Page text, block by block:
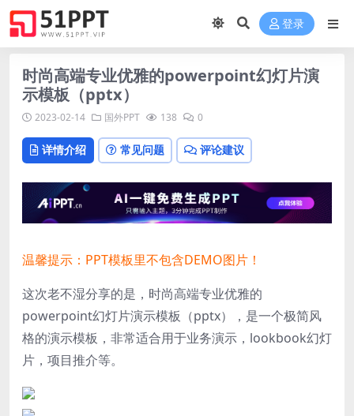
登录
时尚高端专业优雅的powerpoint幻灯片演
示模板（pptx）
2023-02-14 国外PPT 138 0
详情介绍 常见问题 评论建议
温馨提示：PPT模板里不包含DEMO图片！
这次老不湿分享的是，时尚高端专业优雅的
powerpoint幻灯片演示模板（pptx），是一个极简风
格的演示模板，非常适合用于业务演示，lookbook幻灯
片，项目推介等。